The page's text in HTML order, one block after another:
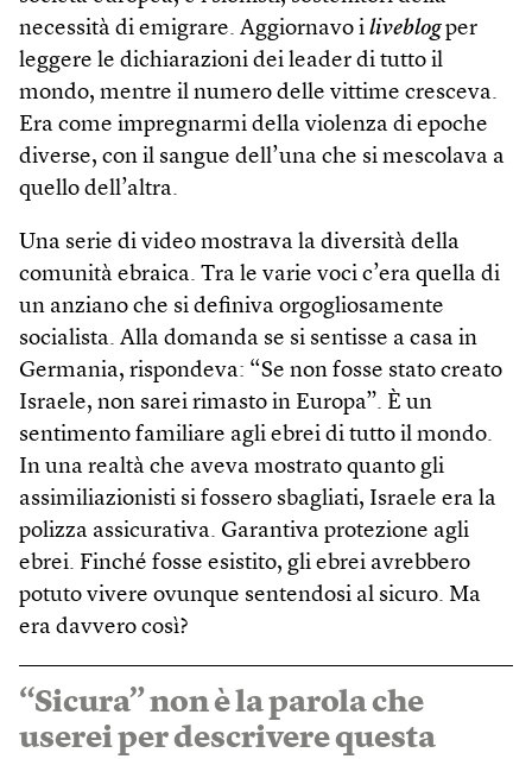
necessità di emigrare. Aggiornavo i liveblogper
leggere le dichiarazioni dei lea­der di tutto il
mondo, mentre il numero delle vittime cresceva.
Era come impregnarmi della violenza di epoche
diverse, con il sangue dell’una che si mescolava a
quello dell’altra.
Una serie di video mostrava la diversità della
comunità ebraica. Tra le varie voci c’era quella di
un anziano che si definiva orgogliosamente
socialista. Alla domanda se si sentisse a casa in
Germania, rispondeva: “Se non fosse stato creato
Israele, non sarei rimasto in Europa”. È un
sentimento familiare agli ebrei di tutto il mondo.
In una realtà che aveva mostrato quanto gli
assimiliazionisti si fossero sbagliati, Israele era la
polizza assicurativa. Garantiva protezione agli
ebrei. Finché fosse esistito, gli ebrei avrebbero
potuto vivere ovunque sentendosi al sicuro. Ma
era davvero così?
“Sicura” non è la parola che
userei per descrivere questa